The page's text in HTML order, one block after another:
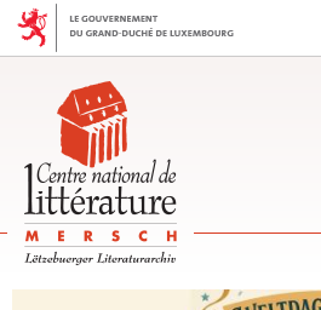
Aller
navigation
Aller
Changer